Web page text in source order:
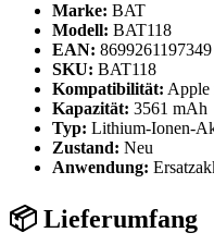
Marke: BAT
Modell: BAT118
EAN: 8699261197349
SKU: BAT118
Kompatibilität: Apple
Kapazität: 3561 mAh
Typ: Lithium-Ionen-
Zustand: Neu
Anwendung:
📦 Lieferumfang